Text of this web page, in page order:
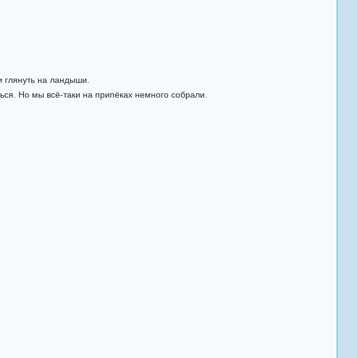
на ландыши.
Но мы всё-таки на припёках немного собрали.